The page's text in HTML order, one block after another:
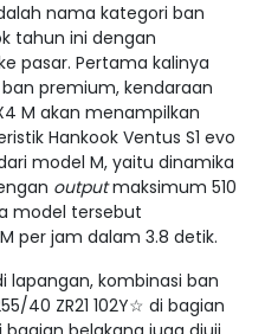
nama kategori ban
tahun ini dengan
pasar. Pertama kalinya
premium, kendaraan
M akan menampilkan
Hankook Ventus S1 evo
model M, yaitu dinamika
outputmaksimum 510
model tersebut
per jam dalam 3.8 detik.
lapangan, kombinasi ban
40 ZR21 102Y☆ di bagian